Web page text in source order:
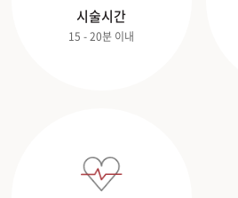
시술시간
15 - 20분 이내